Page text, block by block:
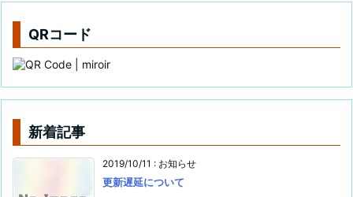
QRコード
新着記事
2019/10/11 : お知らせ
更新遅延について